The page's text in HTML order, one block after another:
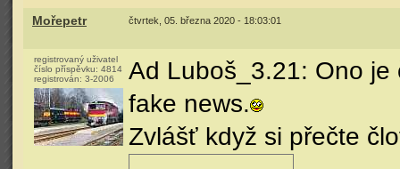
Mořepetr čtvrtek, 05. března 2020 - 18:03:01
registrovaný uživatel
číslo příspěvku: 4814
registrován: 3-2006
Ad Luboš_3.21: Ono je
fake news.
Zvlášť když si přečte